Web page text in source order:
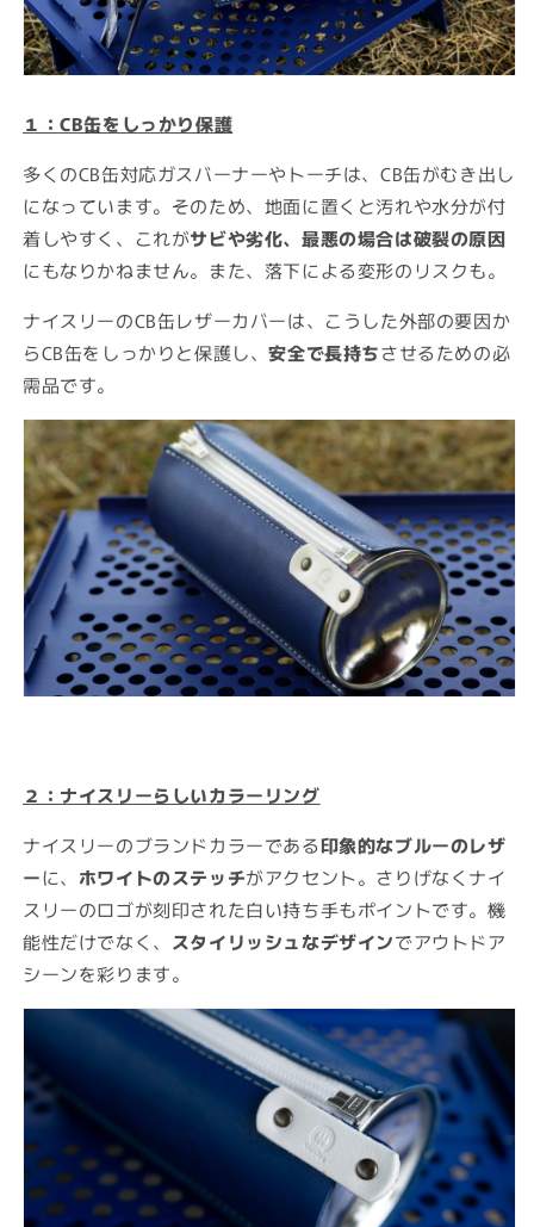
１：CB缶をしっかり保護
多くのCB缶対応ガスバーナーやトーチは、CB缶がむき出し
になっています。そのため、地面に置くと汚れや水分が付
着しやすく、これがサビや劣化、最悪の場合は破裂の原因
にもなりかねません。また、落下による変形のリスクも。
ナイスリーのCB缶レザーカバーは、こうした外部の要因か
らCB缶をしっかりと保護し、安全で長持ちさせるための必
需品です。
２：ナイスリーらしいカラーリング
ナイスリーのブランドカラーである印象的なブルーのレザ
ーに、 ホワイトのステッチがアクセント。さりげなくナイ
スリーのロゴが刻印された白い持ち手もポイントです。機
能性だけでなく、 スタイリッシュなデザインでアウトドア
シーンを彩ります。